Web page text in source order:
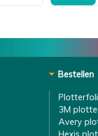
Bestellen
3M
Avery